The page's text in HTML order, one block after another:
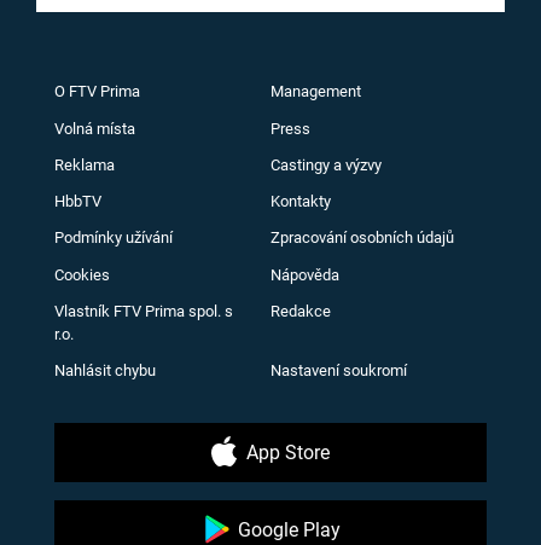
O FTV Prima Management
Volná místa Press
Reklama Castingy a výzvy
HbbTV Kontakty
Podmínky užívání Zpracování osobních údajů
Cookies Nápověda
Vlastník FTV Prima spol. s
r.o.
Redakce
Nahlásit chybu Nastavení soukromí
App Store
Google Play